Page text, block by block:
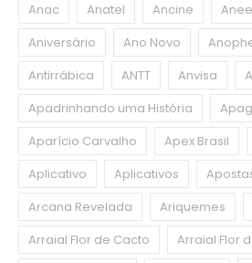
Anac
Anatel Ancine
Aniversário
Ano Novo
Antirrábica
ANTT Anvisa
Apadrinhando uma História
Aparício Carvalho
Apex Brasil
Aplicativo
Aplicativos
Arcana Revelada
Ariquemes
Arraial Flor de Cacto
Arraial Flor